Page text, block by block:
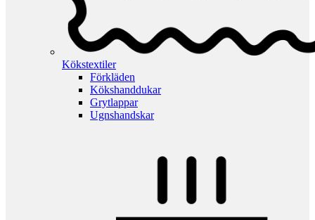
Kökstextiler
Förkläden
Kökshanddukar
Grytlappar
Ugnshandskar